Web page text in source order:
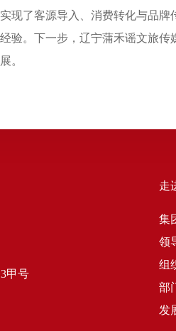
现了客源导入、消费转化与品
验。下一步，辽宁蒲禾谣文旅
。
甲号
走
集
领
组
部
发